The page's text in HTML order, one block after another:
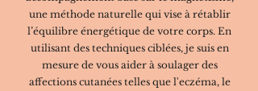
une méthode naturelle qui vise à rétablir
l’équilibre énergétique de votre corps. En
utilisant des techniques ciblées, je suis en
mesure de vous aider à soulager des
affections cutanées telles que l'eczéma, le